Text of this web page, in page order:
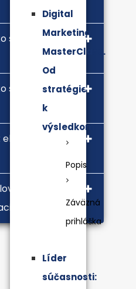
Digital
Marketing
MasterClass.
Od
stratégie
k
výsledkom
Popis
Záväzná
prihláška
Líder
súčasnosti:
slovenského
stredoškolskej
a
pohovory